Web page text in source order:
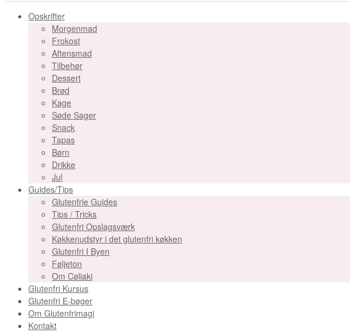
Opskrifter
Morgenmad
Frokost
Aftensmad
Tilbehør
Dessert
Brød
Kage
Søde Sager
Snack
Tapas
Børn
Drikke
Jul
Guides/Tips
Glutenfrie Guides
Tips / Tricks
Glutenfri Opslagsværk
Køkkenudstyr i det glutenfri køkken
Glutenfri I Byen
Føljeton
Om Cøliaki
Glutenfri Kursus
Glutenfri E-bøger
Om Glutenfrimagi
Kontakt